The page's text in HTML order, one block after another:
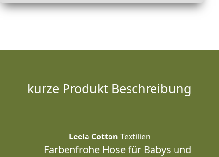
kurze Produkt Beschreibung
Leela Cotton Textilien
Farbenfrohe Hose für Babys und